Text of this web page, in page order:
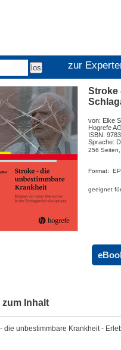
zur
Stroke
von: Elke
Hogrefe
ISBN:
Sprache:
256 Seiten,
Format:
geeignet
zum Inhalt
die unbestimmbare Krankheit -